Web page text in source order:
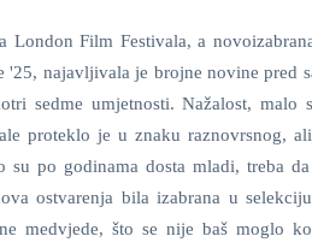
London Film Festivala, a
najavljivala je brojne novine pred
sedme umjetnosti. Nažalost, malo
proteklo je u znaku raznovrsnog,
su po godinama dosta mladi, treba
ostvarenja bila izabrana u
medvjede, što se nije baš moglo